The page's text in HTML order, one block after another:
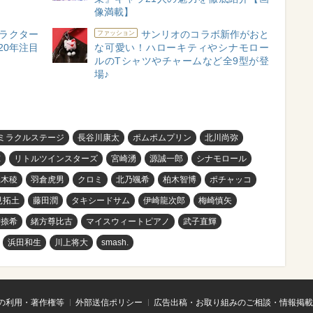
像満載】
クター
年注目
ファッション
サンリオのコラボ新作がおと
な可愛い！ハローキティやシナモロー
ルのTシャツやチャームなど全9型が登
場♪
ラクルステージ 長谷川康太 ポムポムプリン 北川尚弥
リトルツインスターズ 宮崎湧 源誠一郎 シナモロール
稜 羽倉虎男 クロミ 北乃颯希 柏木智博 ポチャッコ
拓土 藤田潤 タキシードサム 伊崎龍次郎 梅崎慎矢
希 緒方尊比古 マイスウィートピアノ 武子直輝
浜田和生 川上将大 smash.
利用・著作権等 外部送信ポリシー 広告出稿・お取り組みのご相談・情報掲